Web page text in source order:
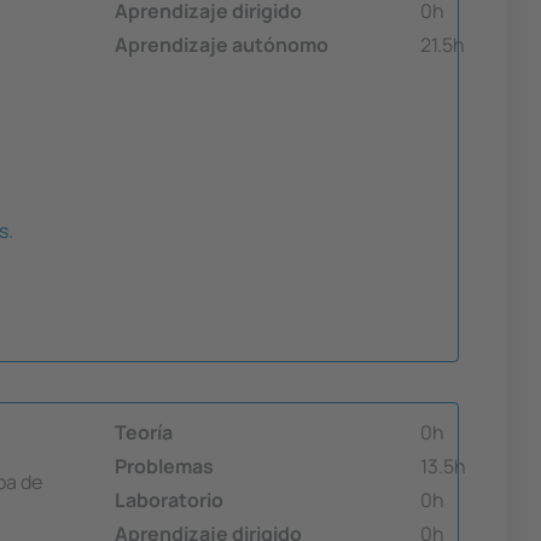
Aprendizaje dirigido
0h
Aprendizaje autónomo
21.5h
de
Teoría
0h
Problemas
13.5h
Laboratorio
0h
Aprendizaje dirigido
0h